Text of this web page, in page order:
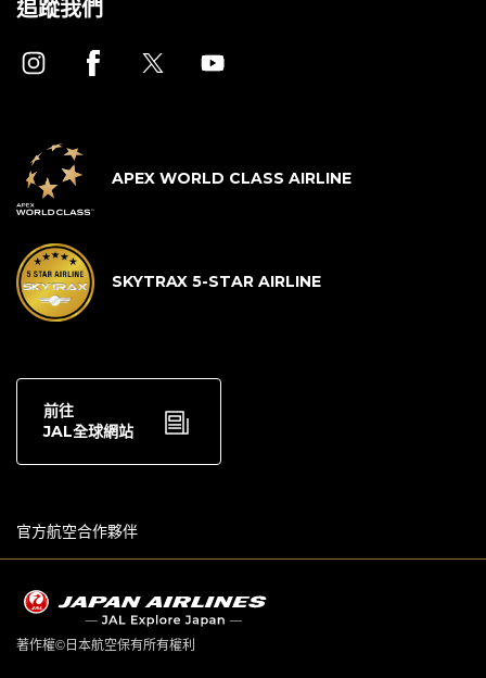
追蹤我們
APEX WORLD CLASS AIRLINE
SKYTRAX 5-STAR AIRLINE
前往
JAL全球網站
官方航空合作夥伴
著作權©日本航空保有所有權利